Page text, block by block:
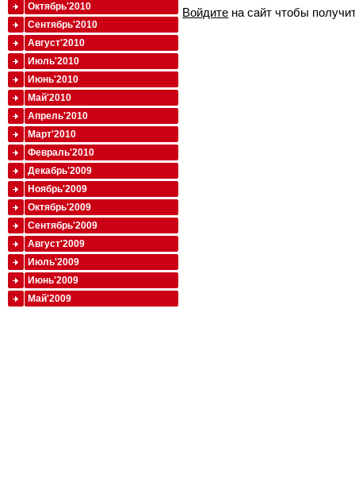
Войдите на сайт чтобы
Октябрь'2010
Сентябрь'2010
Август'2010
Июль'2010
Июнь'2010
Май'2010
Апрель'2010
Март'2010
Февраль'2010
Декабрь'2009
Ноябрь'2009
Октябрь'2009
Сентябрь'2009
Август'2009
Июль'2009
Июнь'2009
Май'2009